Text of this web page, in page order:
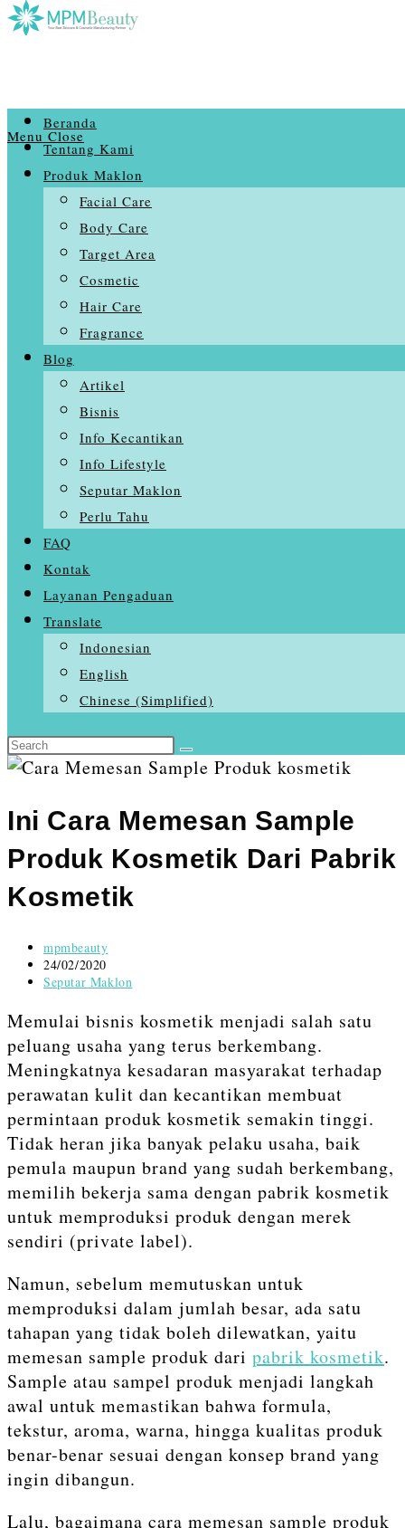
Skip
content
Menu Close
Beranda
Tentang Kami
Produk Maklon
Facial Care
Body Care
Target Area
Cosmetic
Hair Care
Fragrance
Blog
Artikel
Bisnis
Info Kecantikan
Info Lifestyle
Seputar Maklon
Perlu Tahu
FAQ
Kontak
Layanan Pengaduan
Translate
Indonesian
English
Chinese (Simplified)
Search
this
Ini Cara Memesan Sample
Produk Kosmetik Dari Pabrik
Kosmetik
Post
author:
mpmbeauty
Post
published:
24/02/2020
Post
Seputar Maklon
Memulai bisnis kosmetik menjadi salah satu
peluang usaha yang terus berkembang.
Meningkatnya kesadaran masyarakat terhadap
perawatan kulit dan kecantikan membuat
permintaan produk kosmetik semakin tinggi.
Tidak heran jika banyak pelaku usaha, baik
pemula maupun brand yang sudah berkembang,
memilih bekerja sama dengan pabrik kosmetik
untuk memproduksi produk dengan merek
sendiri (private label).
Namun, sebelum memutuskan untuk
memproduksi dalam jumlah besar, ada satu
tahapan yang tidak boleh dilewatkan, yaitu
memesan sample produk dari pabrik kosmetik.
Sample atau sampel produk menjadi langkah
awal untuk memastikan bahwa formula,
tekstur, aroma, warna, hingga kualitas produk
benar-benar sesuai dengan konsep brand yang
ingin dibangun.
Lalu, bagaimana cara memesan sample produk